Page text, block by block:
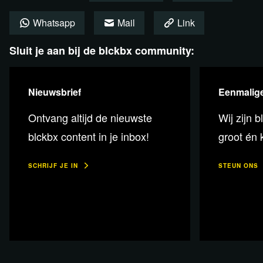
Hammink, chirurg Lidewij Hoorntje en redacteur David
Presentatie: Sanae Orchi
Bekijk de uitzending per fragment
terug
Whatsapp Mail Link
Sluit je aan bij de blckbx community:
Nieuwsbrief
Ontvang altijd de nieuwste
blckbx content in je inbox!
SCHRIJF JE IN
Wij zijn
groot én
STEUN ONS